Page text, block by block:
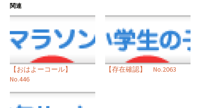
関連
【おはよーコール】
No.446
【存在確認】 No.2063